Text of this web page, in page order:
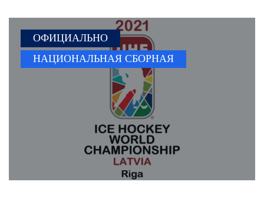
ОФИЦИАЛЬНО
НАЦИОНАЛЬНАЯ СБОРНАЯ